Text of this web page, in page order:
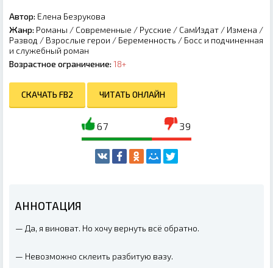
Автор: Елена Безрукова
Жанр: Романы / Современные / Русские / СамИздат / Измена /
Развод / Взрослые герои / Беременность / Босс и подчиненная
и служебный роман
Возрастное ограничение: 18+
СКАЧАТЬ FB2 ЧИТАТЬ ОНЛАЙН
67 39
АННОТАЦИЯ
— Да, я виноват. Но хочу вернуть всё обратно.
— Невозможно склеить разбитую вазу.